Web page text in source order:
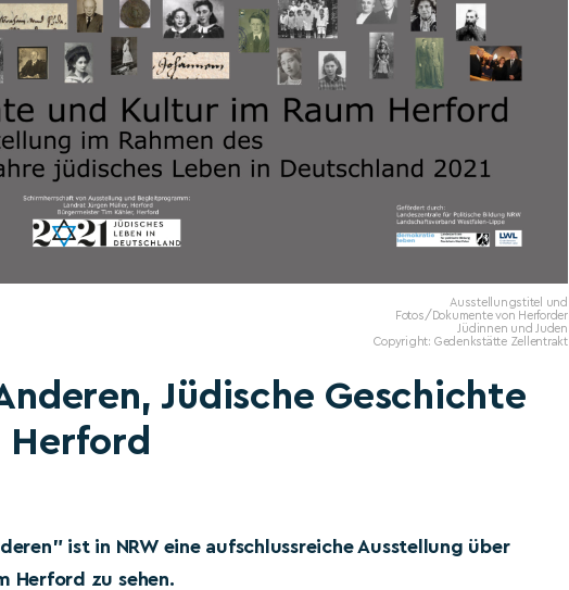
Ausstellungstitel und
Fotos/Dokumente von Herforder
Jüdinnen und Juden
Copyright: Gedenkstätte Zellentrakt
Jüdische Geschichte
Herford
ist in NRW eine aufschlussreiche Ausstellung über
Herford zu sehen.